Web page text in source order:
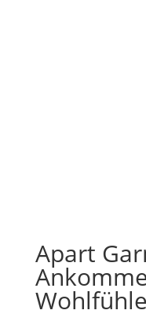
Apart